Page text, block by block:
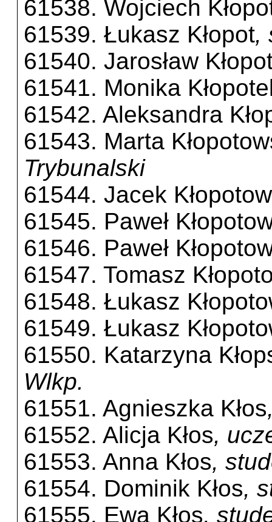
61538. Wojciech
61539. Łukasz Kłopot,
61540. Jarosław
61541. Monika
61542. Aleksandra
61543. Marta
Trybunalski
61544. Jacek
61545. Paweł
61546. Paweł
61547. Tomasz
61548. Łukasz
61549. Łukasz
61550. Katarzyna
Wlkp.
61551. Agnieszka Kłos
61552. Alicja Kłos,
61553. Anna Kłos,
61554. Dominik Kłos,
61555. Ewa Kłos,